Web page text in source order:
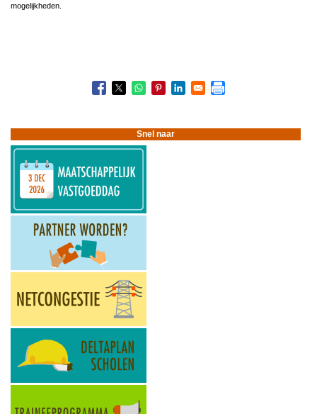
mogelijkheden.
Snel naar